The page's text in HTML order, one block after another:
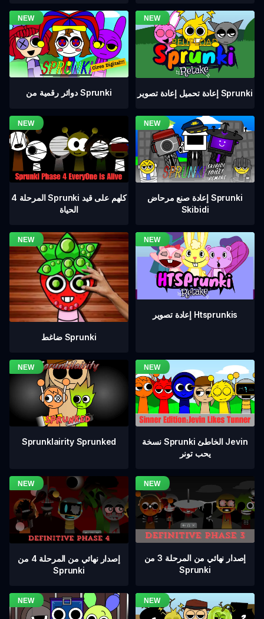
دوائر رقمية من Sprunki إعادة تحميل إعادة تصوير Sprunki
المرحلة 4 Sprunki كلهم على قيد
الحياة
إعادة صنع مرحاض Sprunki
Skibidi
ضاغط Sprunki
إعادة تصوير Htsprunkis
Sprunklairity Sprunked
نسخة Sprunki الخاطئ Jevin
يحب تونر
إصدار نهائي من المرحلة 4 من
Sprunki
إصدار نهائي من المرحلة 3 من
Sprunki